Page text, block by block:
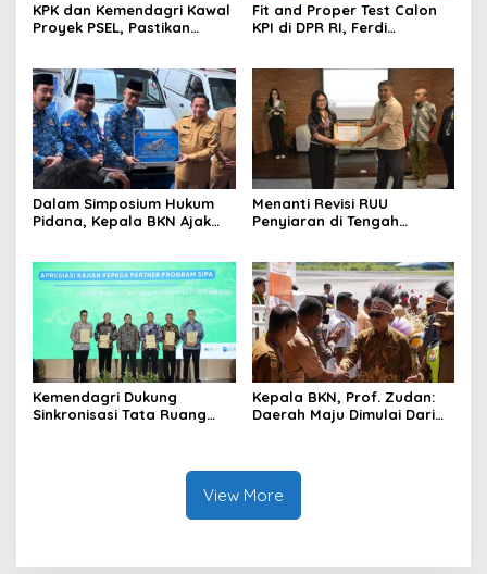
KPK dan Kemendagri Kawal
Proyek PSEL, Pastikan
Lingkungan
Fit and Proper Test Calon
KPI di DPR RI, Ferdi
Menuju Ekosistem
Penyiaran yang Adaptif
Dalam Simposium Hukum
Pidana, Kepala BKN Ajak
di Birokrasi
Menanti Revisi RUU
Penyiaran di Tengah
Jadi “Messi dan Ronaldo”
Legislasi
Kemendagri Dukung
Sinkronisasi Tata Ruang
Kepala BKN, Prof. Zudan:
Daerah Maju Dimulai Dari
View More